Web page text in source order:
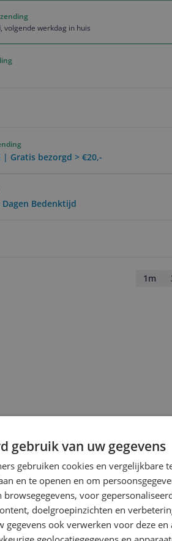
volgende werkdag in huis
Gratis bezorgd > €20,-
Bedenktijd
1m
gebruik van uw gegevens
gebruiken cookies en vergelijkbare
en te openen en om
voor
doelgroepinzichten en
gegevens ook verwerken voor deze